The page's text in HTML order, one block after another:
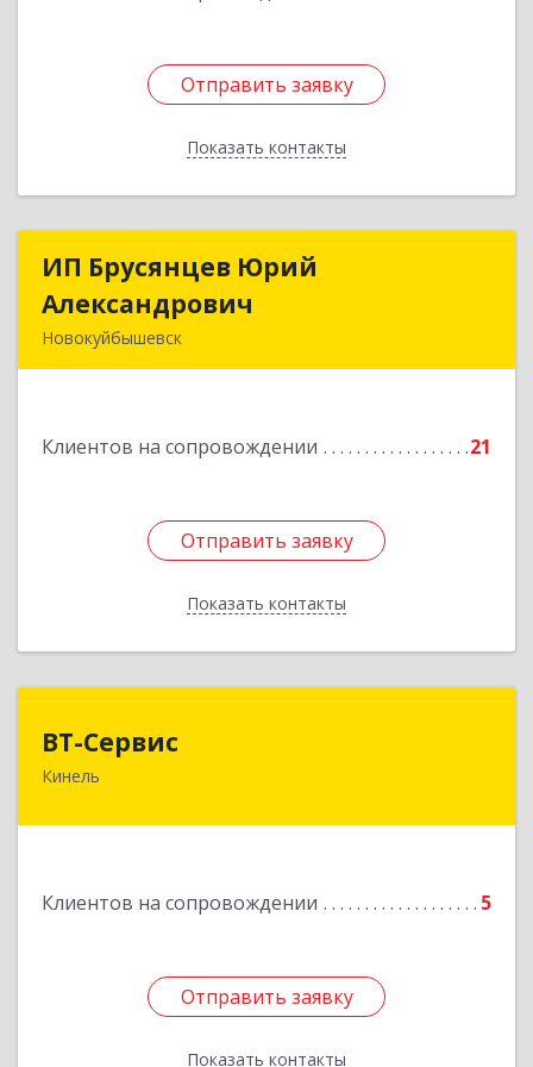
Отправить заявку
Показать контакты
Отправить заявку
Назад
ИП Брусянцев Юрий
Александрович
Новокуйбышевск
Клиентов на сопровождении 21
Отправить заявку
Показать контакты
ИП Брусянцев Юрий
Подробнее
Отправить заявку
Назад
ВТ-Сервис
Кинель
Клиентов на сопровождении 5
Отправить заявку
Показать контакты
446436, Самарская обл, Кинель г, Маяковского
Отправить заявку
Назад